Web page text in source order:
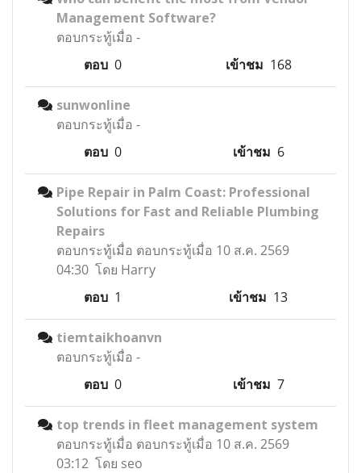
Management Software?
ตอบกระทู้เมื่อ -
ตอบ 0 เข้าชม 168
sunwonline
ตอบกระทู้เมื่อ -
ตอบ 0 เข้าชม 6
Pipe Repair in Palm Coast: Professional
Solutions for Fast and Reliable Plumbing
Repairs
ตอบกระทู้เมื่อ ตอบกระทู้เมื่อ 10 ส.ค. 2569
04:30 โดย Harry
ตอบ 1 เข้าชม 13
tiemtaikhoanvn
ตอบกระทู้เมื่อ -
ตอบ 0 เข้าชม 7
top trends in fleet management system
ตอบกระทู้เมื่อ ตอบกระทู้เมื่อ 10 ส.ค. 2569
03:12 โดย seo